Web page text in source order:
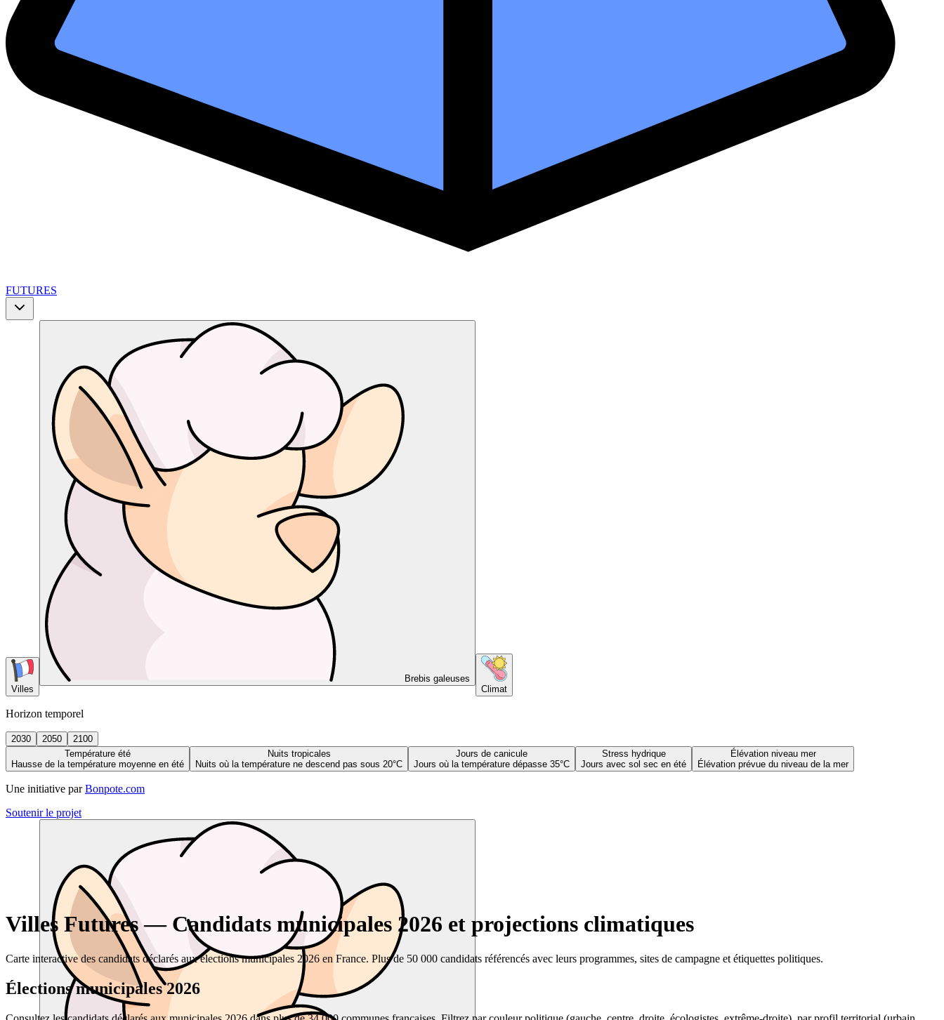
FUTURES
Villes
Brebis galeuses
Climat
Horizon temporel
2030 2050
2100
Température été
Hausse de la température moyenne en été
Nuits tropicales
Nuits où la température ne descend pas sous 20°C
Jours de canicule
Jours où la température dépasse 35°C
Stress hydrique
Jours avec sol sec en été
Élévation niveau mer
Élévation prévue du niveau de la mer
Une initiative par Bonpote.com
Soutenir le projet
Villes Futures — Candidats municipales 2026 et projections climatiques
Carte interactive des candidats déclarés aux élections municipales 2026 en France. Plus de 50 000 candidats référencés avec leurs programmes, sites de campagne et étiquettes politiques.
Élections municipales 2026